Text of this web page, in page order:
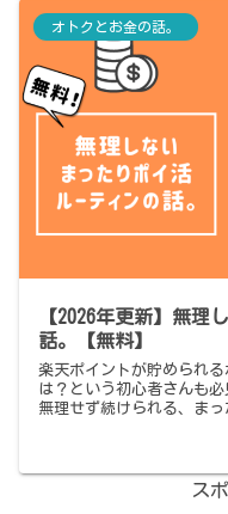
オトクとお金の話。
【2026年更新】無理
話。【無料】
楽天ポイントが貯められ
は？という初心者さんも
無理せず続けられる、ま
ス